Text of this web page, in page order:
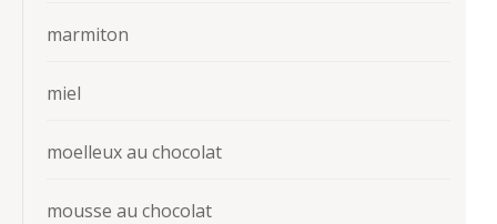
marmiton
miel
moelleux au chocolat
mousse au chocolat